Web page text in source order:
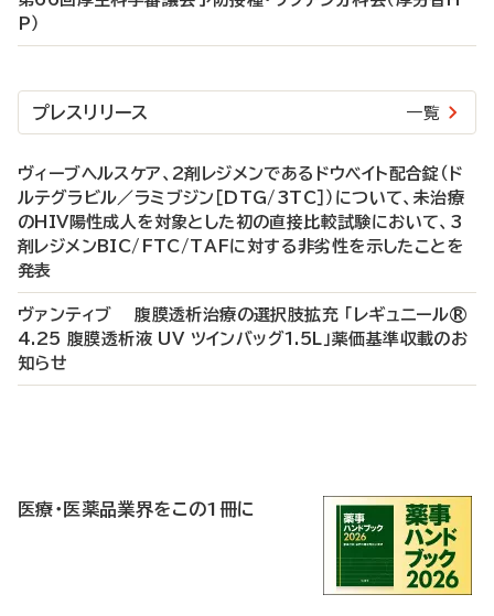
P）
プレスリリース 一覧
ヴィーブヘルスケア、2剤レジメンであるドウベイト配合錠（ド
ルテグラビル／ラミブジン［DTG/3TC］）について、未治療
のHIV陽性成人を対象とした初の直接比較試験において、3
剤レジメンBIC/FTC/TAFに対する非劣性を示したことを
発表
ヴァンティブ 腹膜透析治療の選択肢拡充 「レギュニール®
4.25 腹膜透析液 UV ツインバッグ1.5L」薬価基準収載のお
知らせ
医療・医薬品業界をこの1冊に